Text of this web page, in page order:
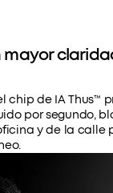
mayor
chip de IA Thus™
por segundo,
y de la calle